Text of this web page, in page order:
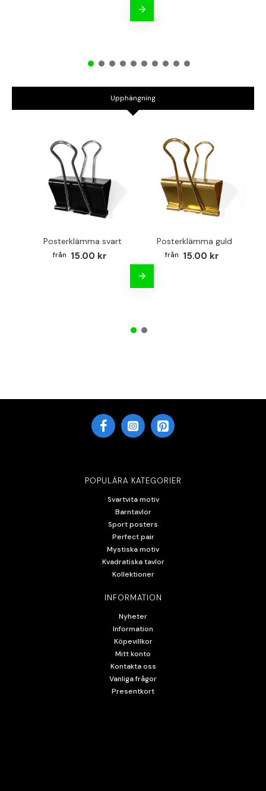
Upphängning
Posterklämma svart
15.00 kr
Posterklämma guld
15.00 kr
POPULÄRA KATEGORIER
Svartvita motiv
Barntavlor
Sport posters
Perfect pair
Mystiska motiv
Kvadratiska tavlor
Kollektioner
INFORMATION
Nyheter
Information
Köpevillkor
Mitt konto
Kontakta oss
Vanliga frågor
Presentkort